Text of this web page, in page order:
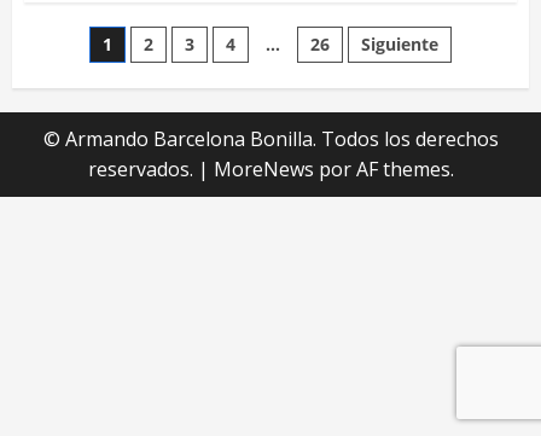
de
madre
Paginación
de
entradas
1 2 3 4 … 26 Siguiente
© Armando Barcelona Bonilla. Todos los derechos
reservados. | MoreNews por AF themes.